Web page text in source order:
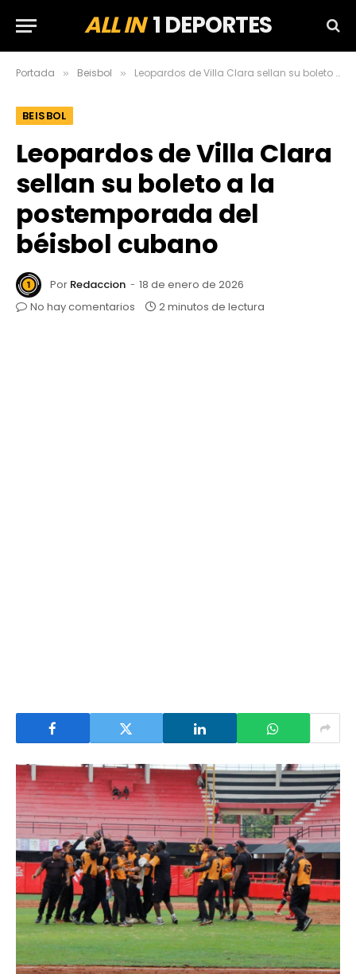
ALL IN1 DEPORTES
Portada » Beisbol » Leopardos de Villa Clara sellan su boleto a la postemporada del béisbol cubano
BEISBOL
Leopardos de Villa Clara
sellan su boleto a la
postemporada del
béisbol cubano
Por Redaccion
18 de enero de 2026
No hay comentarios
2 minutos de lectura